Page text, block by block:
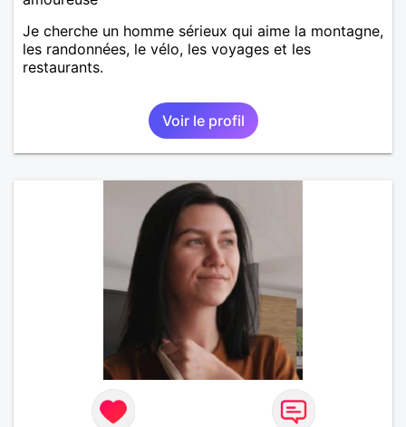
Je cherche un homme sérieux qui aime la montagne,
les randonnées, le vélo, les voyages et les
restaurants.
Voir le profil